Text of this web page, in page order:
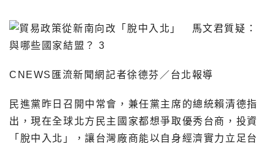
CNEWS匯流新聞網記者徐德芬／台北報導
民進黨昨日召開中常會，兼任黨主席的總統賴清德指
出，現在全球北方民主國家都想爭取優秀台商，投資
「脫中入北」，讓台灣廠商能以自身經濟實力立足台